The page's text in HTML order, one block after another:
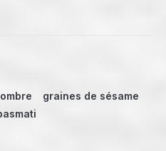
graines de sésame